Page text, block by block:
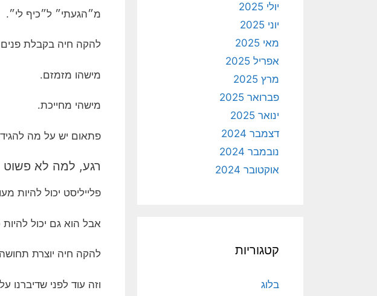
מ״הגעתי״ ל״כיף לי״.
להקה חיה בקבלת
מישהו מזמזם.
מישהי מחייכת.
פתאום יש על מה להגיד
רגע, למה לא פשוט
פלייליסט יכול להיות
אבל הוא גם יכול
להקה חיה יוצרת
וזה עוד לפני שדיברנו
יולי 2025
יוני 2025
מאי 2025
אפריל 2025
מרץ 2025
פברואר 2025
ינואר 2025
דצמבר 2024
נובמבר 2024
אוקטובר 2024
קטגוריות
בלוג